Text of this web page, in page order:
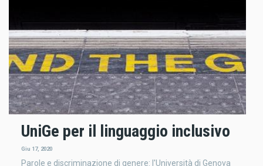
UniGe per il linguaggio inclusivo
Giu 17, 2020
Parole e discriminazione di genere: l'Università di Genova